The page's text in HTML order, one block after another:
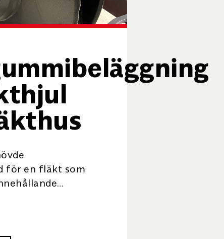
för en fläkt som